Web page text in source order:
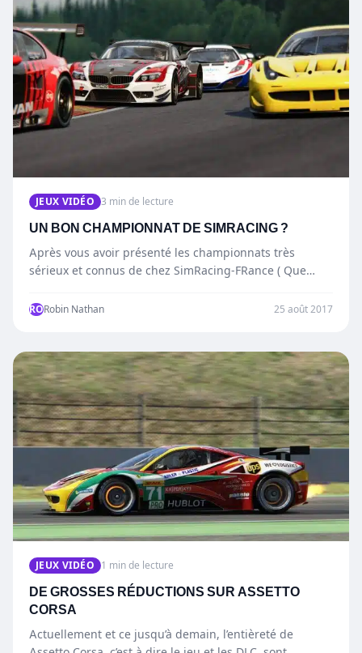
JEUX VIDÉO 3 min de lecture
UN BON CHAMPIONNAT DE SIMRACING ?
Après vous avoir présenté les championnats très
sérieux et connus de chez SimRacing-FRance ( Que
RORobin Nathan 25 août 2017
JEUX VIDÉO 1 min de lecture
DE GROSSES RÉDUCTIONS SUR ASSETTO
CORSA
Actuellement et ce jusqu’à demain, l’entièreté de